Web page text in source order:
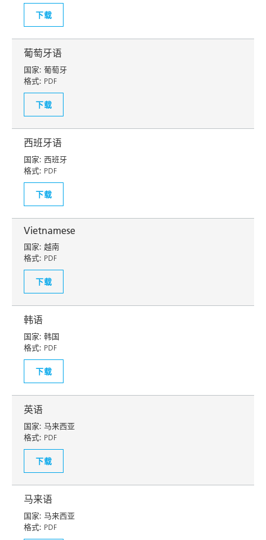
下载
葡萄牙语
国家: 葡萄牙
格式: PDF
下载
西班牙语
国家: 西班牙
格式: PDF
下载
Vietnamese
国家: 越南
格式: PDF
下载
韩语
国家: 韩国
格式: PDF
下载
英语
国家: 马来西亚
格式: PDF
下载
马来语
国家: 马来西亚
格式: PDF